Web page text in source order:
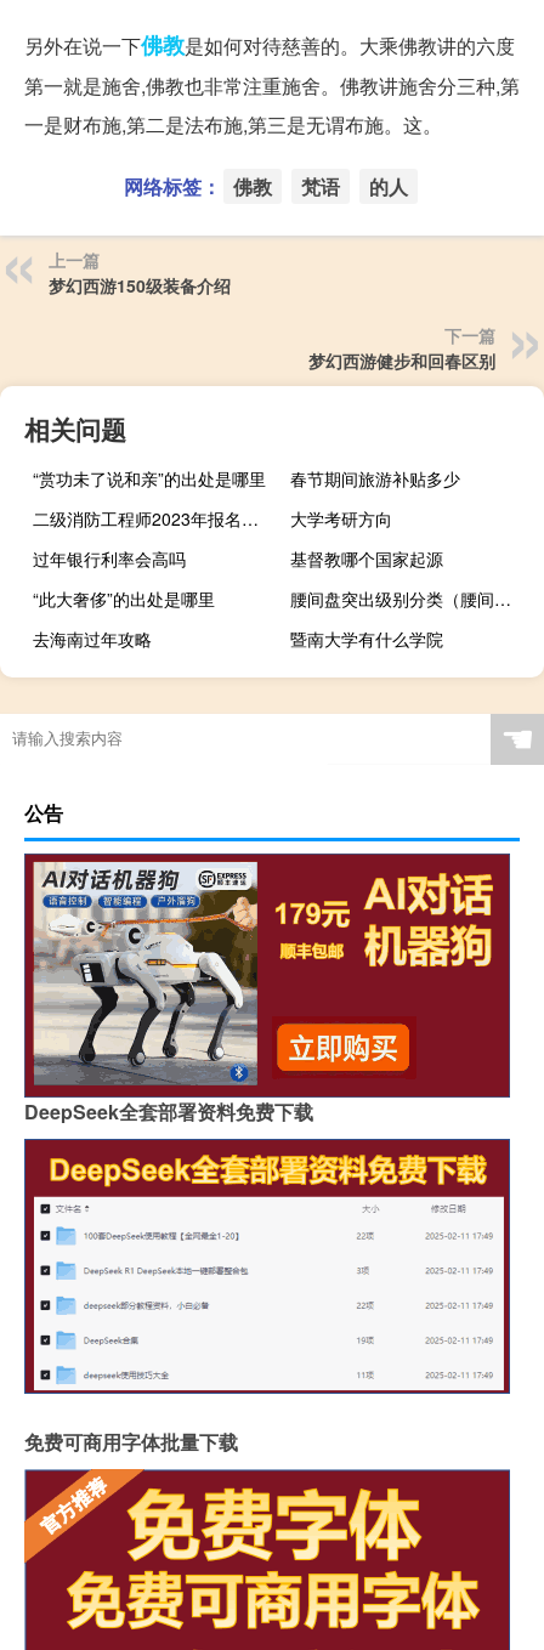
另外在说一下佛教是如何对待慈善的。大乘佛教讲的六度
第一就是施舍,佛教也非常注重施舍。佛教讲施舍分三种,第
一是财布施,第二是法布施,第三是无谓布施。这。
网络标签： 佛教 梵语 的人
上一篇
梦幻西游150级装备介绍
下一篇
梦幻西游健步和回春区别
相关问题
“赏功未了说和亲”的出处是哪里
春节期间旅游补贴多少
二级消防工程师2023年报名时间是什么时候
大学考研方向
过年银行利率会高吗
基督教哪个国家起源
“此大奢侈”的出处是哪里
腰间盘突出级别分类（腰间盘突出等级划分）
去海南过年攻略
暨南大学有什么学院
☚
公告
DeepSeek全套部署资料免费下载
免费可商用字体批量下载